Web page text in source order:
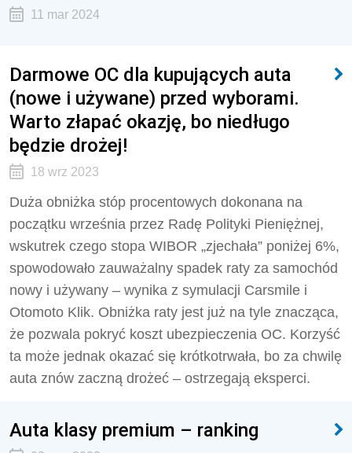
11 mar 2024
Darmowe OC dla kupujących auta
(nowe i używane) przed wyborami.
Warto złapać okazję, bo niedługo
będzie drożej!
18 wrz 2023
Duża obniżka stóp procentowych dokonana na
początku września przez Radę Polityki Pieniężnej,
wskutrek czego stopa WIBOR „zjechała” poniżej 6%,
spowodowało zauważalny spadek raty za samochód
nowy i używany – wynika z symulacji Carsmile i
Otomoto Klik. Obniżka raty jest już na tyle znacząca,
że pozwala pokryć koszt ubezpieczenia OC. Korzyść
ta może jednak okazać się krótkotrwała, bo za chwilę
auta znów zaczną drożeć – ostrzegają eksperci.
Auta klasy premium – ranking